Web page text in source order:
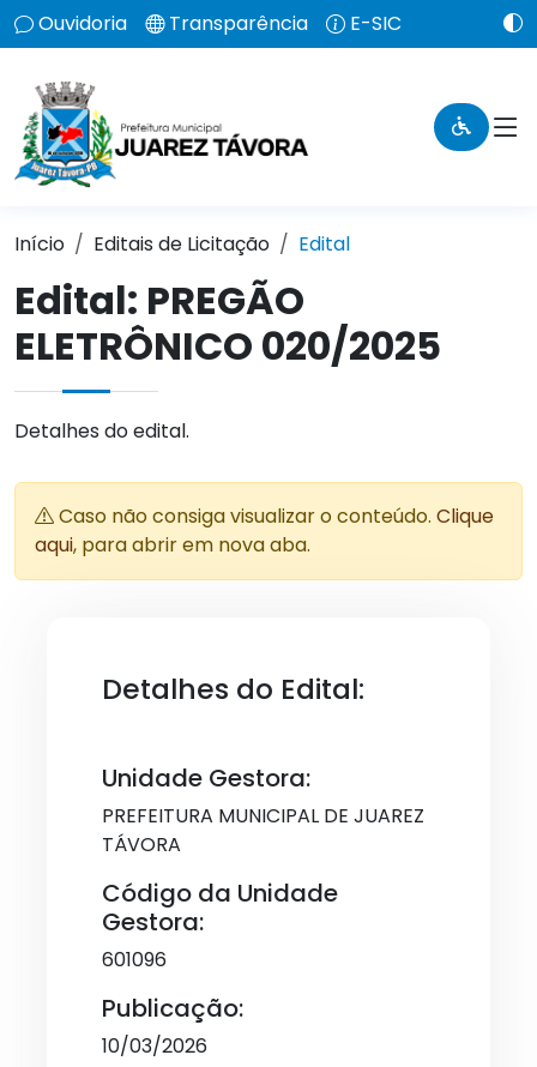
Ouvidoria Transparência E-SIC
Início Editais de Licitação Edital
Edital: PREGÃO
ELETRÔNICO 020/2025
Detalhes do edital.
Caso não consiga visualizar o conteúdo. Clique
aqui, para abrir em nova aba.
Detalhes do Edital:
Unidade Gestora:
PREFEITURA MUNICIPAL DE JUAREZ
TÁVORA
Código da Unidade
Gestora:
601096
Publicação:
10/03/2026